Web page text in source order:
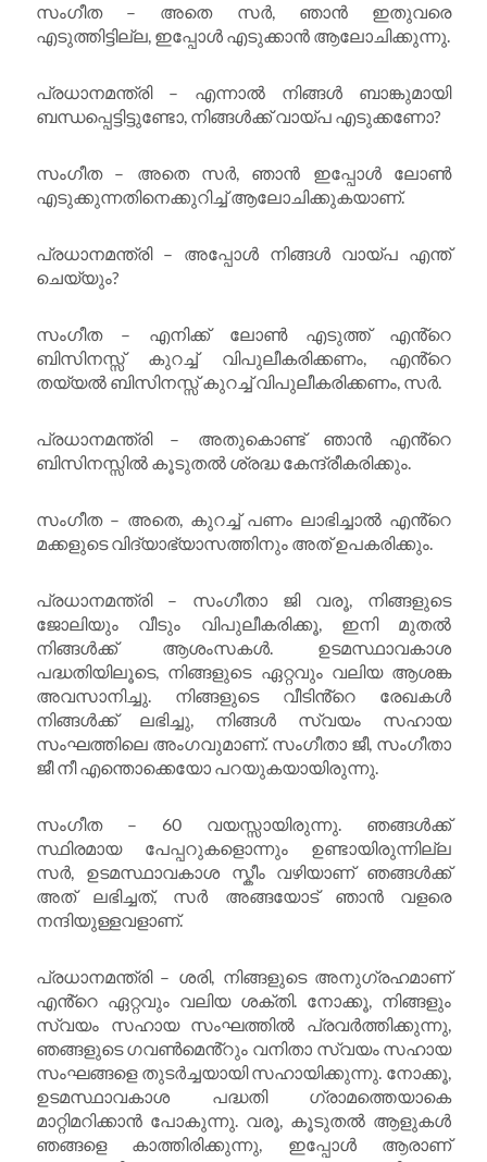
സംഗീത – അതെ സർ, ഞാൻ ഇതുവരെ
എടുത്തിട്ടില്ല, ഇപ്പോൾ എടുക്കാൻ ആലോചിക്കുന്നു.
പ്രധാനമന്ത്രി – എന്നാൽ നിങ്ങൾ ബാങ്കുമായി
ബന്ധപ്പെട്ടിട്ടുണ്ടോ, നിങ്ങൾക്ക് വായ്പ എടുക്കണോ?
സംഗീത – അതെ സർ, ഞാൻ ഇപ്പോൾ ലോൺ
എടുക്കുന്നതിനെക്കുറിച്ച് ആലോചിക്കുകയാണ്.
പ്രധാനമന്ത്രി – അപ്പോൾ നിങ്ങൾ വായ്പ എന്ത്
ചെയ്യും?
സംഗീത – എനിക്ക് ലോൺ എടുത്ത് എൻ്റെ
ബിസിനസ്സ് കുറച്ച് വിപുലീകരിക്കണം, എൻ്റെ
തയ്യൽ ബിസിനസ്സ് കുറച്ച് വിപുലീകരിക്കണം, സർ.
പ്രധാനമന്ത്രി – അതുകൊണ്ട് ഞാൻ എൻ്റെ
ബിസിനസ്സിൽ കൂടുതൽ ശ്രദ്ധ കേന്ദ്രീകരിക്കും.
സംഗീത – അതെ, കുറച്ച് പണം ലാഭിച്ചാൽ എൻ്റെ
മക്കളുടെ വിദ്യാഭ്യാസത്തിനും അത് ഉപകരിക്കും.
പ്രധാനമന്ത്രി – സംഗീതാ ജി വരൂ, നിങ്ങളുടെ
ജോലിയും വീടും വിപുലീകരിക്കൂ, ഇനി മുതൽ
നിങ്ങൾക്ക് ആശംസകൾ. ഉടമസ്ഥാവകാശ
പദ്ധതിയിലൂടെ, നിങ്ങളുടെ ഏറ്റവും വലിയ ആശങ്ക
അവസാനിച്ചു. നിങ്ങളുടെ വീടിൻ്റെ രേഖകൾ
നിങ്ങൾക്ക് ലഭിച്ചു, നിങ്ങൾ സ്വയം സഹായ
സംഘത്തിലെ അംഗവുമാണ്. സംഗീതാ ജീ, സംഗീതാ
ജീ നീ എന്തൊക്കെയോ പറയുകയായിരുന്നു.
സംഗീത – 60 വയസ്സായിരുന്നു. ഞങ്ങൾക്ക്
സ്ഥിരമായ പേപ്പറുകളൊന്നും ഉണ്ടായിരുന്നില്ല
സർ, ഉടമസ്ഥാവകാശ സ്കീം വഴിയാണ് ഞങ്ങൾക്ക്
അത് ലഭിച്ചത്, സർ അങ്ങയോട് ഞാൻ വളരെ
നന്ദിയുള്ളവളാണ്.
പ്രധാനമന്ത്രി – ശരി, നിങ്ങളുടെ അനുഗ്രഹമാണ്
എൻ്റെ ഏറ്റവും വലിയ ശക്തി. നോക്കൂ, നിങ്ങളും
സ്വയം സഹായ സംഘത്തിൽ പ്രവർത്തിക്കുന്നു,
ഞങ്ങളുടെ ഗവൺമെൻ്റും വനിതാ സ്വയം സഹായ
സംഘങ്ങളെ തുടർച്ചയായി സഹായിക്കുന്നു. നോക്കൂ,
ഉടമസ്ഥാവകാശ പദ്ധതി ഗ്രാമത്തെയാകെ
മാറ്റിമറിക്കാൻ പോകുന്നു. വരൂ, കൂടുതൽ ആളുകൾ
ഞങ്ങളെ കാത്തിരിക്കുന്നു, ഇപ്പോൾ ആരാണ്